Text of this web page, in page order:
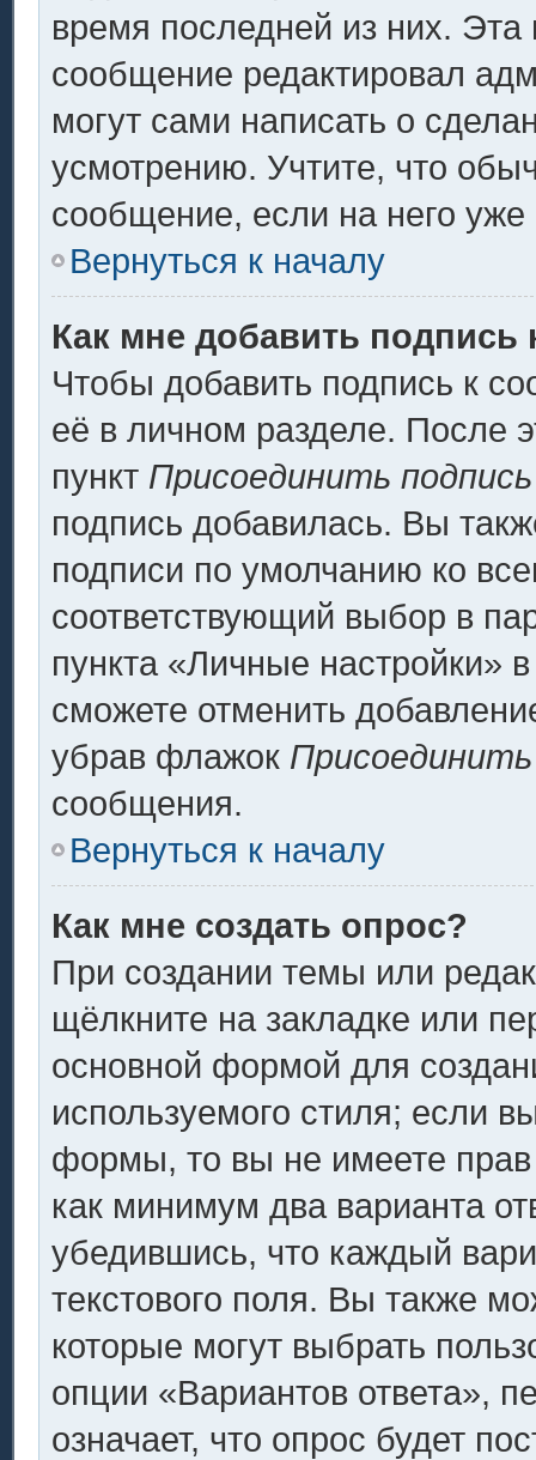
время последней из них.
сообщение редактировал
могут сами написать о
усмотрению. Учтите, что
сообщение, если на него уже
Вернуться к началу
Как мне добавить
Чтобы добавить подпись к
её в личном разделе. После
пункт Присоединить подпись
подпись добавилась. Вы
подписи по умолчанию ко
соответствующий выбор в
пункта «Личные настройки»
сможете отменить
убрав флажок
сообщения.
Вернуться к началу
Как мне создать опрос?
При создании темы или
щёлкните на закладке или
основной формой для
используемого стиля; если
формы, то вы не имеете прав
как минимум два варианта
убедившись, что каждый
текстового поля. Вы также
которые могут выбрать
опции «Вариантов ответа»,
означает, что опрос будет